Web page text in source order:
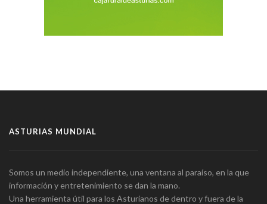
ASTURIAS MUNDIAL
Somos un medio independiente, una ventana al paraíso, en la que
información y entretenimiento se dan la mano.
Una herramienta útil para los Asturianos de dentro y fuera de la